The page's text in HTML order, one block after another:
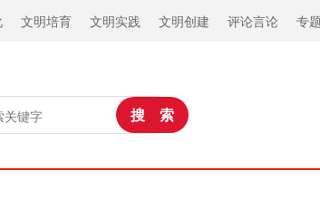
文明培育 文明实践 文明创建 评论言论 专